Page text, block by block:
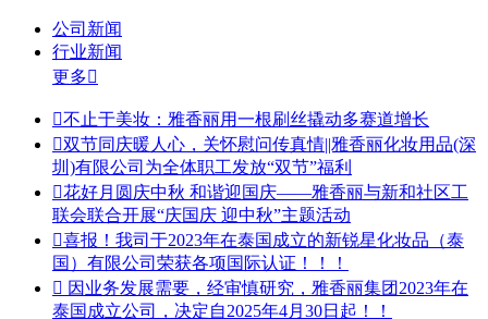
公司新闻
行业新闻
更多
不止于美妆：雅香丽用一根刷丝撬动多赛道增长
双节同庆暖人心，关怀慰问传真情||雅香丽化妆用品(深
圳)有限公司为全体职工发放“双节”福利
花好月圆庆中秋 和谐迎国庆——雅香丽与新和社区工
联会联合开展“庆国庆 迎中秋”主题活动
喜报！我司于2023年在泰国成立的新锐星化妆品（泰
国）有限公司荣获各项国际认证！！！
 因业务发展需要，经审慎研究，雅香丽集团2023年在
泰国成立公司，决定自2025年4月30日起！！